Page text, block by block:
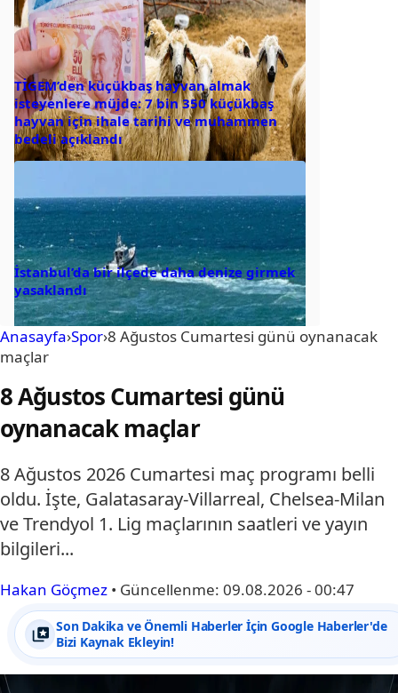
TİGEM’den küçükbaş hayvan almak
isteyenlere müjde: 7 bin 350 küçükbaş
hayvan için ihale tarihi ve muhammen
bedeli açıklandı
İstanbul’da bir ilçede daha denize girmek
yasaklandı
Anasayfa›Spor›8 Ağustos Cumartesi günü oynanacak
maçlar
8 Ağustos Cumartesi günü
oynanacak maçlar
8 Ağustos 2026 Cumartesi maç programı belli
oldu. İşte, Galatasaray-Villarreal, Chelsea-Milan
ve Trendyol 1. Lig maçlarının saatleri ve yayın
bilgileri...
Hakan Göçmez • Güncellenme: 09.08.2026 - 00:47
Son Dakika ve Önemli Haberler İçin Google Haberler'de
Bizi Kaynak Ekleyin!